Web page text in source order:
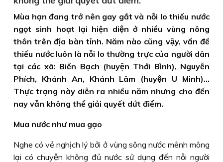
Mùa hạn đang trở nên gay gắt và nỗi lo thiếu nước
ngọt sinh hoạt lại hiện diện ở nhiều vùng nông
thôn trên địa bàn tỉnh. Năm nào cũng vậy, vấn đề
thiếu nước luôn là nỗi lo thường trực của người dân
tại các xã: Biển Bạch (huyện Thới Bình), Nguyễn
Phích, Khánh An, Khánh Lâm (huyện U Minh)...
Thực trạng này diễn ra nhiều năm nhưng cho đến
nay vẫn không thể giải quyết dứt điểm.
Mua nước như mua gạo
Nghe có vẻ nghịch lý bởi ở vùng sông nước mênh mông
lại có chuyện không đủ nước sử dụng đến nỗi người